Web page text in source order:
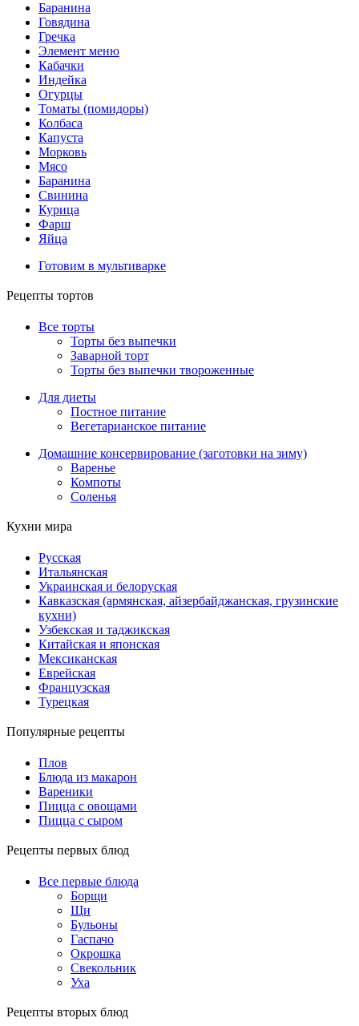
Баранина
Говядина
Гречка
Элемент меню
Кабачки
Индейка
Огурцы
Томаты (помидоры)
Колбаса
Капуста
Морковь
Мясо
Баранина
Свинина
Курица
Фарш
Яйца
Готовим в мультиварке
Рецепты тортов
Все торты
Торты без выпечки
Заварной торт
Торты без выпечки твороженные
Для диеты
Постное питание
Вегетарианское питание
Домашние консервирование (заготовки на зиму)
Варенье
Компоты
Соленья
Кухни мира
Русская
Итальянская
Украинская и белоруская
Кавказская (армянская, айзербайджанская, грузинские
кухни)
Узбекская и таджикская
Китайская и японская
Мексиканская
Еврейская
Французская
Турецкая
Популярные рецепты
Плов
Блюда из макарон
Вареники
Пицца с овощами
Пицца с сыром
Рецепты первых блюд
Все первые блюда
Борщи
Щи
Бульоны
Гаспачо
Окрошка
Свекольник
Уха
Рецепты вторых блюд